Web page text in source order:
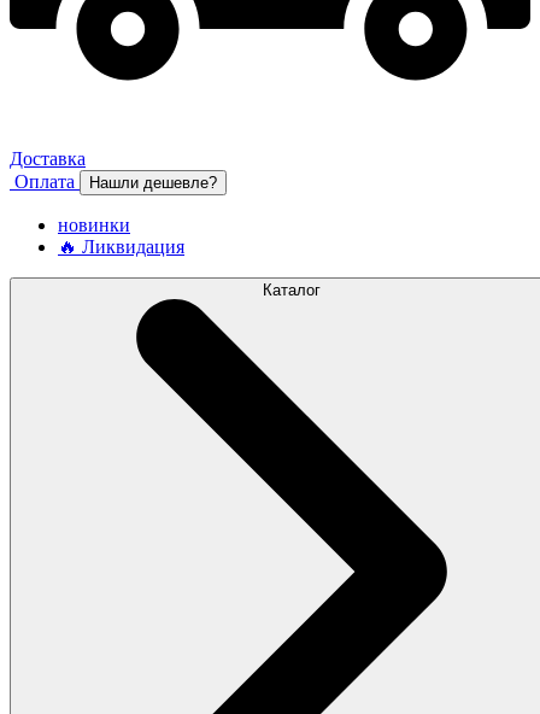
Доставка
Оплата
Нашли дешевле?
новинки
🔥 Ликвидация
Каталог